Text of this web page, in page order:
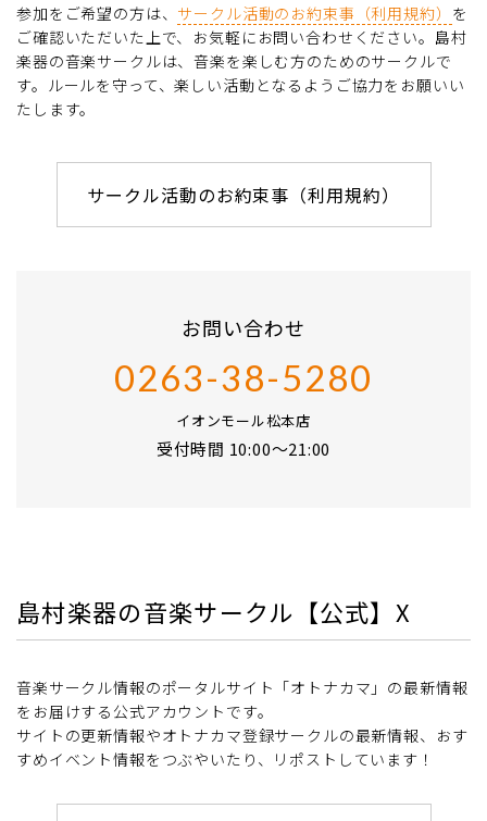
参加をご希望の方は、 サークル活動のお約束事（利用規約） を
ご確認いただいた上で、お気軽にお問い合わせください。島村
楽器の音楽サークルは、音楽を楽しむ方のためのサークルで
す。ルールを守って、楽しい活動となるようご協力をお願いい
たします。
サークル活動のお約束事（利用規約）
お問い合わせ
0263-38-5280
イオンモール松本店
受付時間 10:00～21:00
島村楽器の音楽サークル【公式】X
音楽サークル情報のポータルサイト「オトナカマ」の最新情報
をお届けする公式アカウントです。
サイトの更新情報やオトナカマ登録サークルの最新情報、おす
すめイベント情報をつぶやいたり、リポストしています！